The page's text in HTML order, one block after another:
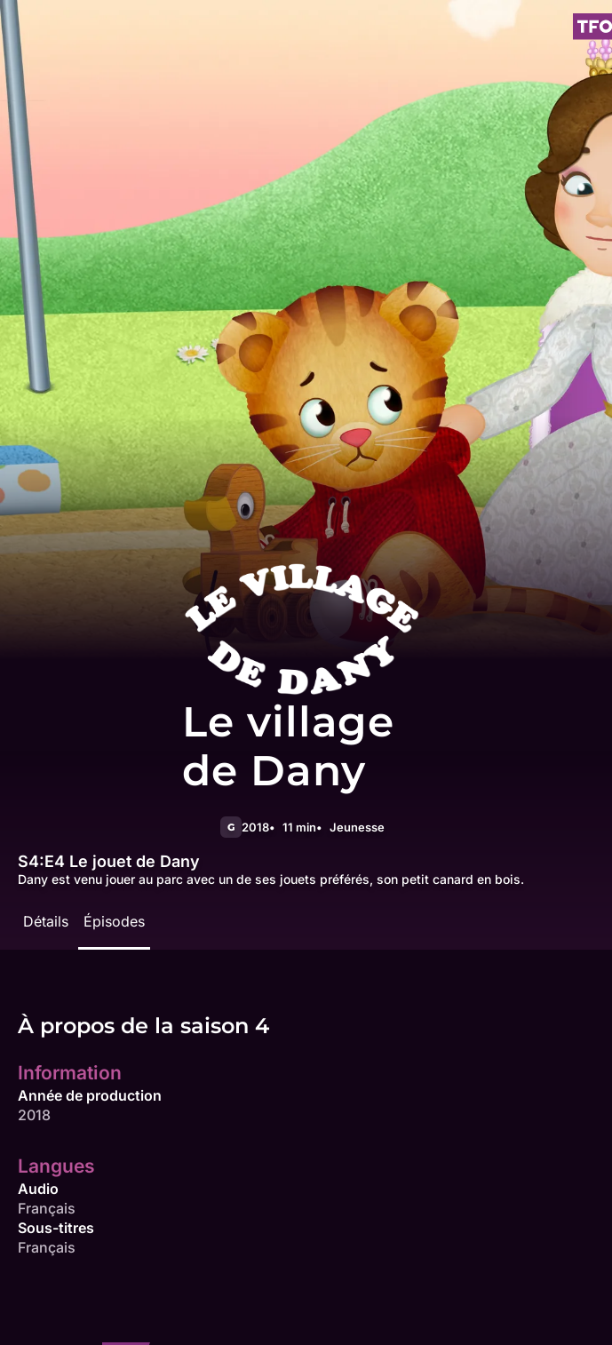
Le village
de Dany
G 2018 11 min Jeunesse
S4:E4 Le jouet de Dany
Dany est venu jouer au parc avec un de ses jouets préférés, son petit canard en bois.
Détails Épisodes
À propos de la saison 4
Information
Année de production
2018
Langues
Audio
Français
Sous-titres
Français